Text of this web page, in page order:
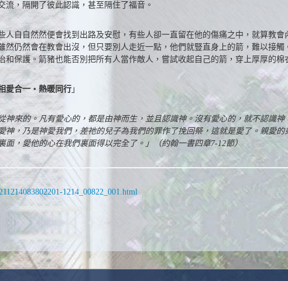
，隔開了彼此認識，甚至隔住了福音。
人自自然然便會找到出路及安慰，有些人卻一直留在他的傷痛之中，就算教
然仍然會在教會出沒，但只要別人走近一點，他們就豎直身上的箭，難以接
保護。箭豬也能否別把所有人當作敵人，嘗試收起自己的箭，穿上厚厚的棉
愛合一‧熱暖同行 」
神來的。凡有愛心的，都是由神而生，並且認識神。沒有愛心的，就不認識
神，乃是神愛我們，差祂的兒子為我們的罪作了挽回祭，這就是愛了。親愛
，愛他的心在我們裏面得以完全了。」（約翰一書四章7-12節）
1214_00822_001.html